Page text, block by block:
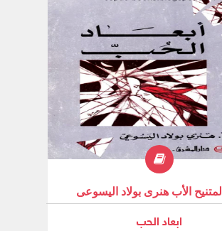
المتنيح الأب هنرى بولاد اليسوعى
ابعاد الحب